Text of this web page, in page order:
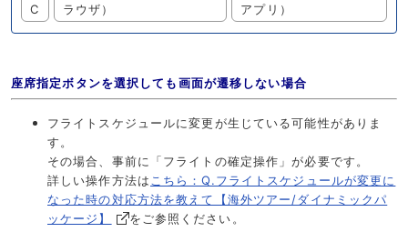
C
ラウザ）
アプリ）
座席指定ボタンを選択しても画面が遷移しない場合
フライトスケジュールに変更が生じている可能性がありま
す。
その場合、事前に「フライトの確定操作」が必要です。
詳しい操作方法は こちら：Q.フライトスケジュールが変更に
なった時の対応方法を教えて【海外ツアー/ダイナミックパ
ッケージ】
をご参照ください。